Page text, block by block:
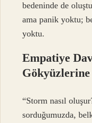
bedeninde de
ama panik yoktu;
yoktu.
Empatiye
“Storm nasıl
sorduğumuzda,